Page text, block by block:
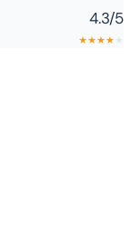
4.3/5
★★★★